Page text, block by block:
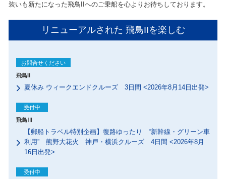
装いも新たになった飛鳥IIへのご乗船を心よりお待ちしております。
リニューアルされた 飛鳥IIを楽しむ
飛鳥II
お問合せください
夏休み ウィークエンドクルーズ 3日間 <2026年8月14日出発>
飛鳥Ⅲ
受付中
【郵船トラベル特別企画】復路ゆったり “新幹線・グリーン車
利用” 熊野大花火 神戸・横浜クルーズ 4日間 <2026年8月
16日出発>
受付中